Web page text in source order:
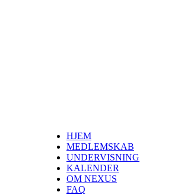
HJEM
MEDLEMSKAB
UNDERVISNING
KALENDER
OM NEXUS
FAQ